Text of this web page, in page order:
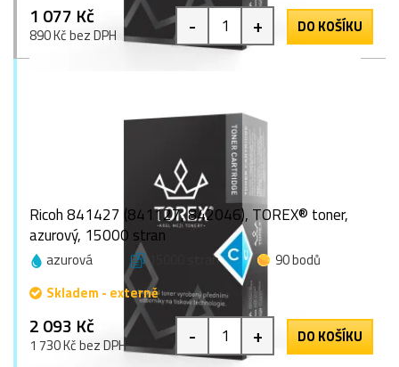
1 077 Kč
890 Kč bez DPH - + DO KOŠÍKU
Ricoh 841427 (841127, 842046), TOREX® toner,
azurový, 15000 stran
azurová 15000 stran
90 bodů
Skladem - externě
2 093 Kč
1 730 Kč bez DPH - + DO KOŠÍKU